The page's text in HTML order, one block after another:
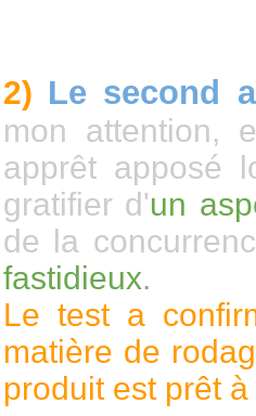
2) Le second
mon attention,
apprêt apposé
gratifier d'un
de la
fastidieux.
Le test a
matière de
produit est prêt